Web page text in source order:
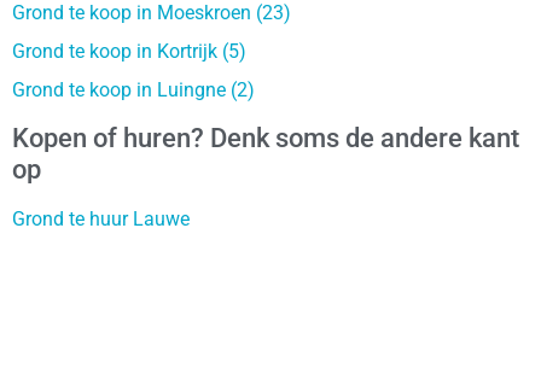
Grond te koop in Moeskroen (23)
Grond te koop in Kortrijk (5)
Grond te koop in Luingne (2)
Kopen of huren? Denk soms de andere kant
op
Grond te huur Lauwe